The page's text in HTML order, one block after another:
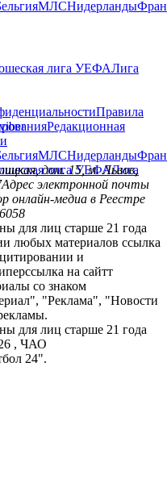
МЛСНидерланды
лига УЕФАЛига
Правила
Редакционная
viber
МЛСНидерланды
лига УЕФАЛига
дом. 15, м. Львов,
Адрес электронной почты
онлайн-медиа в Реестре
для лиц старше 21 года
любых материалов ссылка
и
на сайтт
со знаком
"Реклама", "Новости
для лиц старше 21 года
, ЧАО
24".